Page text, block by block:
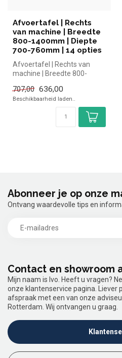
Afvoertafel | Rechts
van machine | Breedte
800-1400mm | Diepte
700-760mm | 14 opties
Afvoertafel | Rechts van
machine | Breedte 800-
760mm | 14 op...
707,00 636,00
Beschikbaarheid laden..
Contact en showroom
Mijn naam is Ivo. Heeft u vragen?
onze klantenservice pagina. Liever
afspraak met een van onze
Rotterdam. Wij ontvangen u graag.
Abonneer je op onze
Ontvang waardevolle tips en